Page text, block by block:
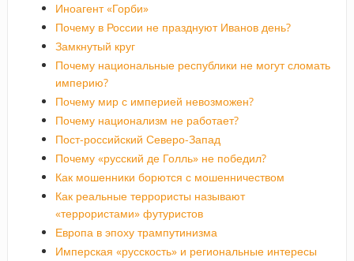
Иноагент «Горби»
Почему в России не празднуют Иванов день?
Замкнутый круг
Почему национальные республики не могут сломать
империю?
Почему мир с империей невозможен?
Почему национализм не работает?
Пост-российский Северо-Запад
Почему «русский де Голль» не победил?
Как мошенники борются с мошенничеством
Как реальные террористы называют
«террористами» футуристов
Европа в эпоху трампутинизма
Имперская «русскость» и региональные интересы